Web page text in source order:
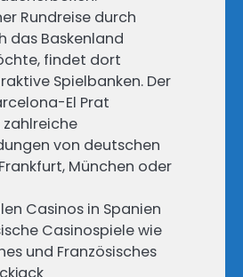
Rundreise durch
das Baskenland
findet dort
Spielbanken. Der
El Prat
von deutschen
München oder
Casinos in Spanien
Casinospiele wie
und Französisches